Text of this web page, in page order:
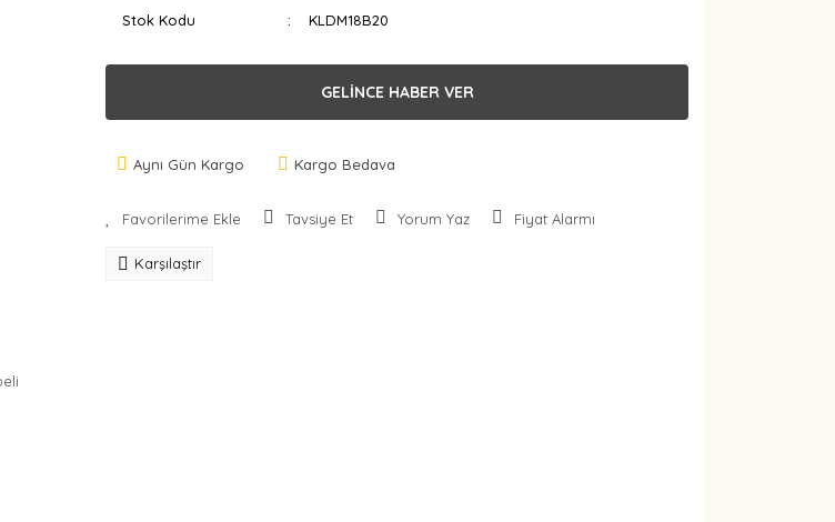
Stok Kodu KLDM18B20
GELİNCE HABER VER
Aynı Gün Kargo Kargo Bedava
Tavsiye Et Yorum Yaz Fiyat Alarmı
Karşılaştır